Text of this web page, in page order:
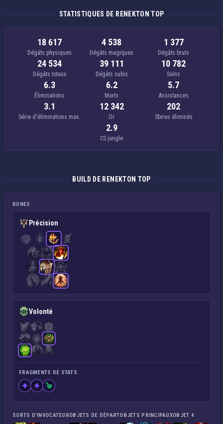
STATISTIQUES DE RENEKTON TOP
18 617
Dégâts physiques
4 538
Dégâts magiques
1 377
Dégâts bruts
24 534
Dégâts totaux
39 111
Dégâts subis
10 782
Soins
6.3
Éliminations
6.2
Morts
5.7
Assistances
3.1
Série d'éliminations max.
12 342
Or
202
Sbires éliminés
2.9
CS jungle
BUILD DE RENEKTON TOP
RUNES
Précision
Volonté
FRAGMENTS DE STATS
SORTS D'INVOCATEUROBJETS DE DÉPARTOBJETS PRINCIPAUXOBJET 4